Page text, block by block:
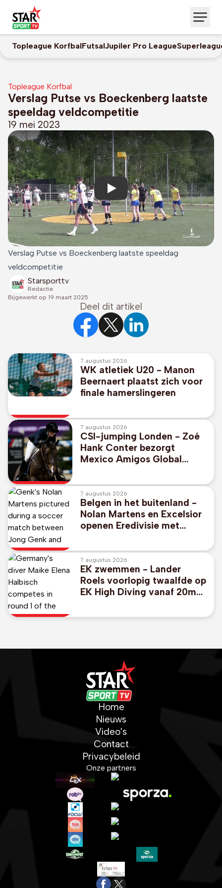
Topleague KorfbalFutsalJupiler Pro League
Topleague Korfbal
Verslag Putse vs Boeckenberg laatste
speeldag veldcompetitie
19 mei 2023
Play
Verslag Putse vs Boeckenberg laatste speeldag
veldcompetitie
Starsporttv
Redactie
Bijgewerkt op 19 maart 2025
Deel dit artikel
7 augustus 2026
WK atletiek U20 - Manon
Beernaert plaatst zich voor
finale hamerslingeren
7 augustus 2026
CSI-jumping Londen - Zoé
Hank Conter bezorgt
Mexico Amigos Global
overwinning in Londen
7 augustus 2026
Belgen in het buitenland -
Nolan Martens en Excelsior
openen Eredivisie met
promovendus Cambuur
7 augustus 2026
EK zwemmen - Lander
Roels voorlopig twaalfde op
EK High Diving vanaf 20m
Home
Nieuws
Video's
Contact
Privacybeleid
Onze partners